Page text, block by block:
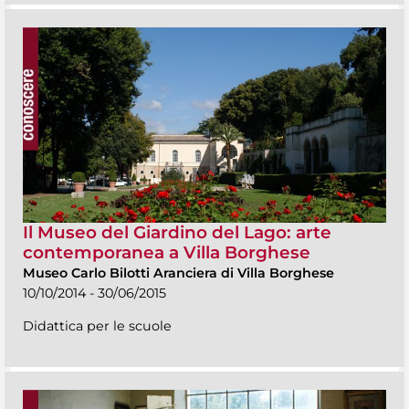
Il Museo del Giardino del Lago: arte
contemporanea a Villa Borghese
Museo Carlo Bilotti Aranciera di Villa Borghese
10/10/2014 - 30/06/2015
Didattica per le scuole